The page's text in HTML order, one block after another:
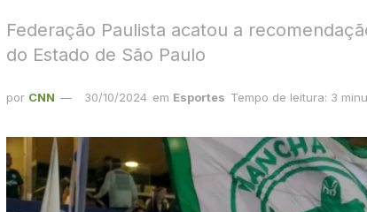
Federação Paulista acatou a
do Estado de São Paulo
por CNN 30/10/2024 em Esportes Tempo de leitura: 3